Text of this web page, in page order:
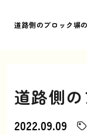
道路側のブロック塀
道路側
2022.09.09